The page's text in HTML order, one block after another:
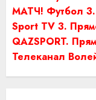
МАТЧ! Футбол
Sport TV 3.
QAZSPORT.
Телеканал